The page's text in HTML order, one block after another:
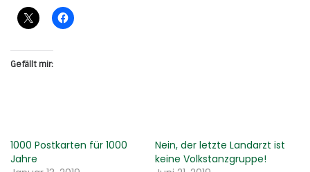
Gefällt mir:
1000 Postkarten für 1000
Jahre
Nein, der letzte Landarzt ist
keine Volkstanzgruppe!